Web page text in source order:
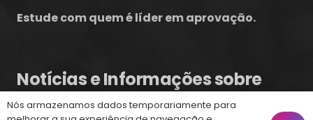
Estude com quem é líder em aprovação.
Notícias e Informações sobre
Concursos Públicos
Nós armazenamos dados temporariamente para